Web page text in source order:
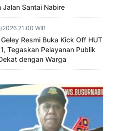
Jalan Santai Nabire
21:00 WIB
Resmi Buka Kick Off HUT
Tegaskan Pelayanan Publik
dengan Warga